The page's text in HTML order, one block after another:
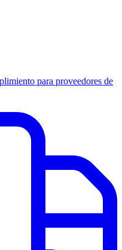
para proveedores de